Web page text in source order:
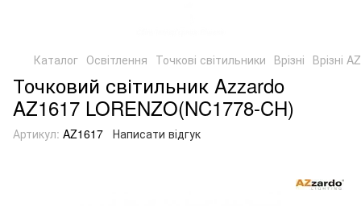
Каталог Освітлення Точкові світильники Врізні Врізні
Точковий світильник Azzardo
AZ1617 LORENZO(NC1778-CH)
Артикул: AZ1617 Написати відгук